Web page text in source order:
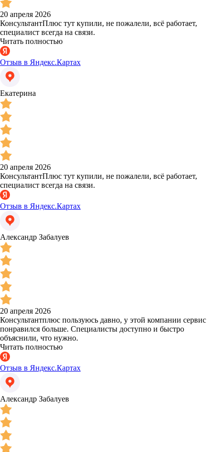
20 апреля 2026
КонсультантПлюс тут купили, не пожалели, всё работает,
специалист всегда на связи.
Читать полностью
Отзыв в Яндекс.Картах
Екатерина
20 апреля 2026
КонсультантПлюс тут купили, не пожалели, всё работает,
специалист всегда на связи.
Отзыв в Яндекс.Картах
Александр Забалуев
20 апреля 2026
Консультантплюс пользуюсь давно, у этой компании сервис
понравился больше. Специалисты доступно и быстро
объяснили, что нужно.
Читать полностью
Отзыв в Яндекс.Картах
Александр Забалуев